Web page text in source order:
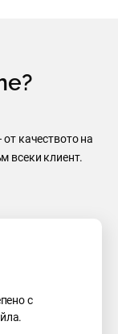
качеството на
всеки клиент.
с